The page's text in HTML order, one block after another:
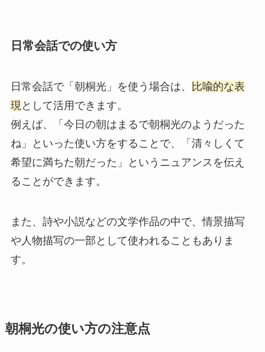
日常会話での使い方
日常会話で「朝桐光」を使う場合は、
比喩的な表
現として活用できます。
例えば、「今日の朝はまるで朝桐光のようだった
ね」といった使い方をすることで、「清々しくて
希望に満ちた朝だった」というニュアンスを伝え
ることができます。
また、詩や小説などの文学作品の中で、情景描写
や人物描写の一部として使われることもありま
す。
朝桐光の使い方の注意点